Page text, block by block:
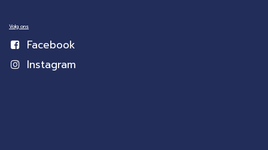
Volg ons
Facebook
Instagram